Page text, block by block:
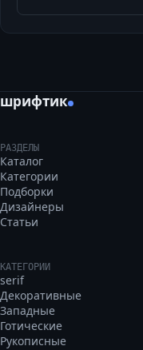
шрифтик
РАЗДЕЛЫ
Каталог
Категории
Подборки
Дизайнеры
Статьи
КАТЕГОРИИ
serif
Декоративные
Западные
Готические
Рукописные